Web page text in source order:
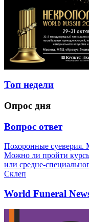
Топ недели
Опрос дня
Вопрос ответ
Похоронные суеверия.
Можно ли пройти
или средне-
Склеп
World Funeral